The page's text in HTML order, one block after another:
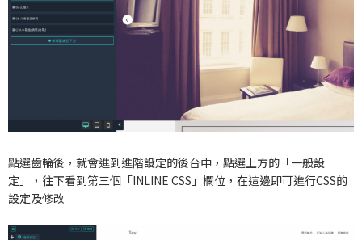
點選齒輪後，就會進到進階設定的後台中，點選上方的「一般設
定」，往下看到第三個「INLINE CSS」欄位，在這邊即可進行CSS的
設定及修改